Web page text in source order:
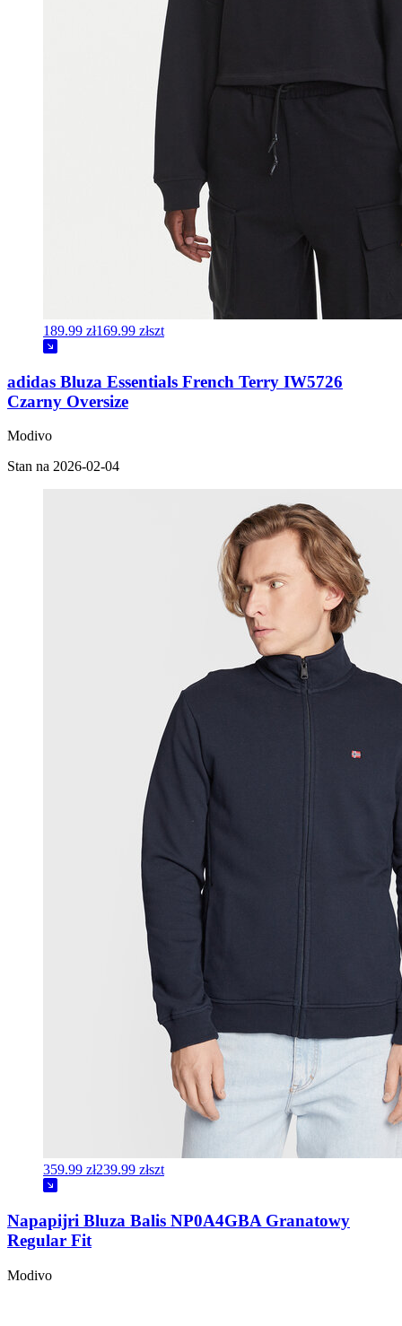
189.99 zł169.99 złszt
adidas Bluza Essentials French Terry IW5726
Czarny Oversize
Modivo
Stan na 2026-02-04
359.99 zł239.99 złszt
Napapijri Bluza Balis NP0A4GBA Granatowy
Regular Fit
Modivo